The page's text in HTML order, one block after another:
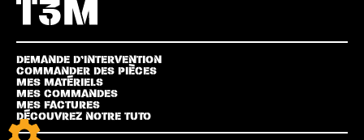
DEMANDE D’INTERVENTION
COMMANDER DES PIÈCES
MES MATÉRIELS
MES COMMANDES
MES FACTURES
DÉCOUVREZ NOTRE TUTO